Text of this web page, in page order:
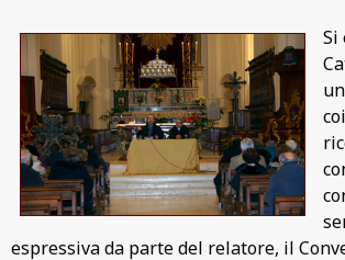
Si
espressiva da parte del relatore, il